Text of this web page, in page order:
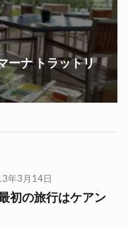
ーナ トラットリ
年3月14日
初の旅行はケアン